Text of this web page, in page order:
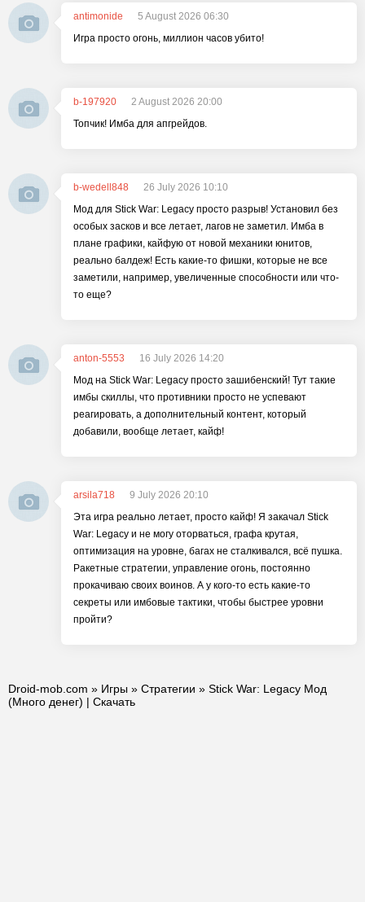
antimonide
5 August 2026 06:30
Игра просто огонь, миллион часов убито!
b-197920
2 August 2026 20:00
Топчик! Имба для апгрейдов.
b-wedell848
26 July 2026 10:10
Мод для Stick War: Legacy просто разрыв! Установил без
особых засков и все летает, лагов не заметил. Имба в
плане графики, кайфую от новой механики юнитов,
реально балдеж! Есть какие-то фишки, которые не все
заметили, например, увеличенные способности или что-
то еще?
anton-5553
16 July 2026 14:20
Мод на Stick War: Legacy просто зашибенский! Тут такие
имбы скиллы, что противники просто не успевают
реагировать, а дополнительный контент, который
добавили, вообще летает, кайф!
arsila718
9 July 2026 20:10
Эта игра реально летает, просто кайф! Я закачал Stick
War: Legacy и не могу оторваться, графа крутая,
оптимизация на уровне, багах не сталкивался, всё пушка.
Ракетные стратегии, управление огонь, постоянно
прокачиваю своих воинов. А у кого-то есть какие-то
секреты или имбовые тактики, чтобы быстрее уровни
пройти?
Droid-mob.com » Игры » Стратегии » Stick War: Legacy Мод
(Много денег) | Скачать